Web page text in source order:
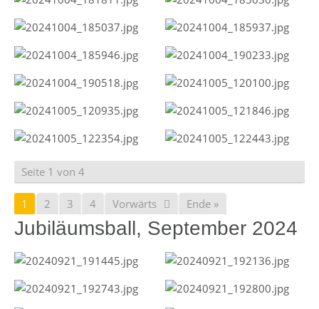
Seite 1 von 4
1 2 3 4 Vorwärts Ende »
Jubiläumsball, September 2024